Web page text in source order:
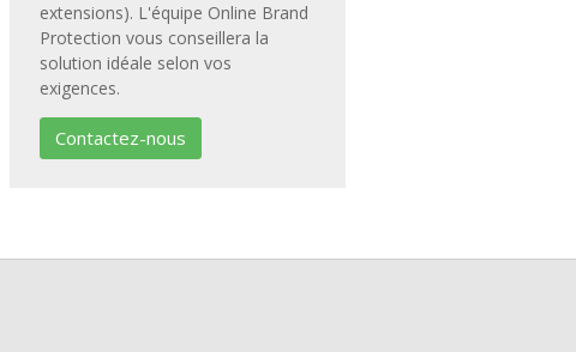
extensions). L'équipe Online Brand
Protection vous conseillera la
solution idéale selon vos
exigences.
Contactez-nous